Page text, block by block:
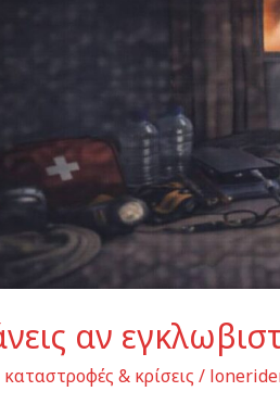
αν
& κρίσεις /